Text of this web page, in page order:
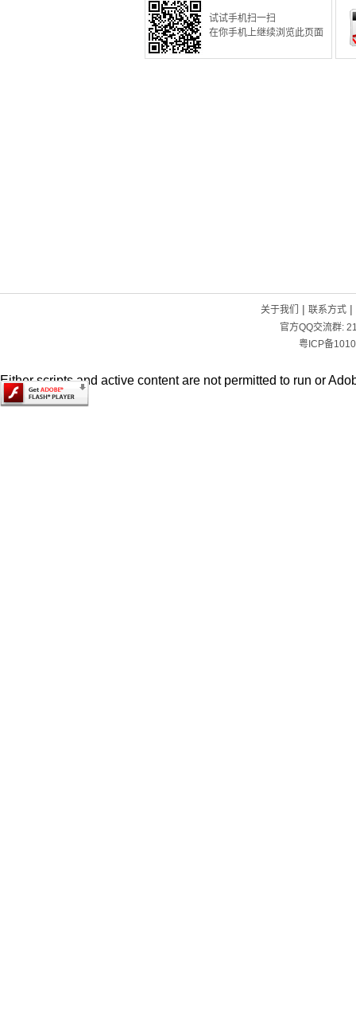
试试手机扫一扫
在你手机上继续浏览此页面
关于我们 | 联系方式|
官方QQ交流群:
粤ICP备
Either scripts and active content are not permitted to run or